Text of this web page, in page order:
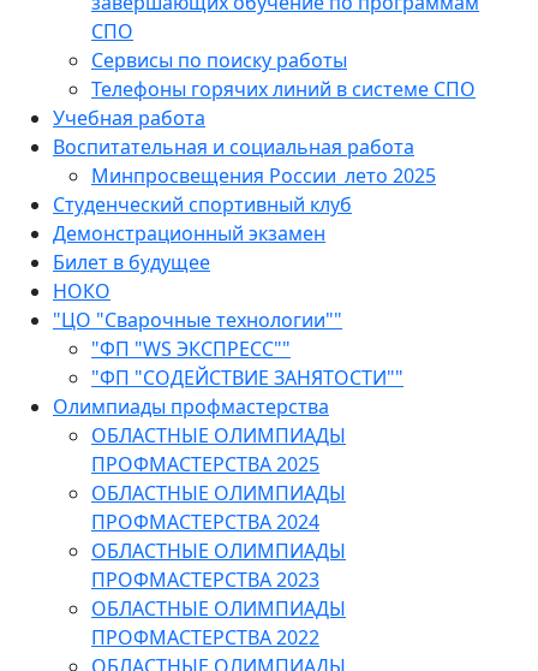
СПО
Сервисы по поиску работы
Телефоны горячих линий в системе СПО
Учебная работа
Воспитательная и социальная работа
Минпросвещения России_лето 2025
Студенческий спортивный клуб
Демонстрационный экзамен
Билет в будущее
НОКО
"ЦО "Сварочные технологии""
"ФП "WS ЭКСПРЕСС""
"ФП "СОДЕЙСТВИЕ ЗАНЯТОСТИ""
Олимпиады профмастерства
ОБЛАСТНЫЕ ОЛИМПИАДЫ
ПРОФМАСТЕРСТВА 2025
ОБЛАСТНЫЕ ОЛИМПИАДЫ
ПРОФМАСТЕРСТВА 2024
ОБЛАСТНЫЕ ОЛИМПИАДЫ
ПРОФМАСТЕРСТВА 2023
ОБЛАСТНЫЕ ОЛИМПИАДЫ
ПРОФМАСТЕРСТВА 2022